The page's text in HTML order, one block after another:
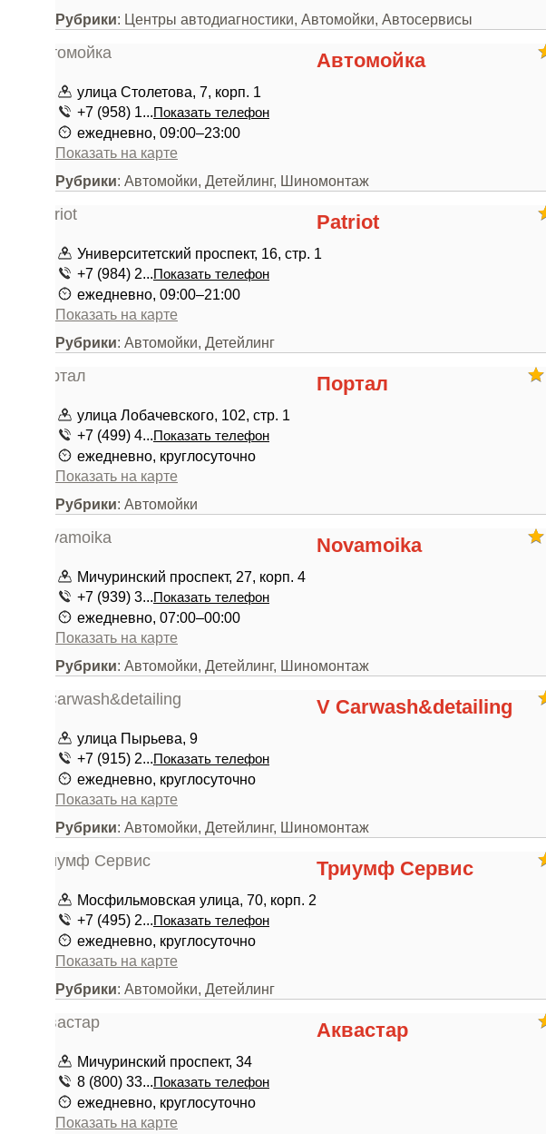
Рубрики: Центры автодиагностики, Автомойки, Автосервисы
Автомойка
улица Столетова, 7, корп. 1
+7 (958) 1...Показать телефон
ежедневно, 09:00–23:00
Показать на карте
Рубрики: Автомойки, Детейлинг, Шиномонтаж
Patriot
Университетский проспект, 16, стр. 1
+7 (984) 2...Показать телефон
ежедневно, 09:00–21:00
Показать на карте
Рубрики: Автомойки, Детейлинг
Портал
улица Лобачевского, 102, стр. 1
+7 (499) 4...Показать телефон
ежедневно, круглосуточно
Показать на карте
Рубрики: Автомойки
Novamoika
Мичуринский проспект, 27, корп. 4
+7 (939) 3...Показать телефон
ежедневно, 07:00–00:00
Показать на карте
Рубрики: Автомойки, Детейлинг, Шиномонтаж
V Carwash&detailing
улица Пырьева, 9
+7 (915) 2...Показать телефон
ежедневно, круглосуточно
Показать на карте
Рубрики: Автомойки, Детейлинг, Шиномонтаж
Триумф Сервис
Мосфильмовская улица, 70, корп. 2
+7 (495) 2...Показать телефон
ежедневно, круглосуточно
Показать на карте
Рубрики: Автомойки, Детейлинг
Аквастар
Мичуринский проспект, 34
8 (800) 33...Показать телефон
ежедневно, круглосуточно
Показать на карте